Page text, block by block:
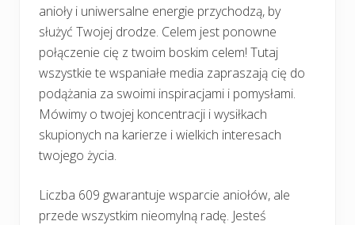
anioły i uniwersalne energie przychodzą, by
służyć Twojej drodze. Celem jest ponowne
połączenie cię z twoim boskim celem! Tutaj
wszystkie te wspaniałe media zapraszają cię do
podążania za swoimi inspiracjami i pomysłami.
Mówimy o twojej koncentracji i wysiłkach
skupionych na karierze i wielkich interesach
twojego życia.
Liczba 609 gwarantuje wsparcie aniołów, ale
przede wszystkim nieomylną radę. Jesteś